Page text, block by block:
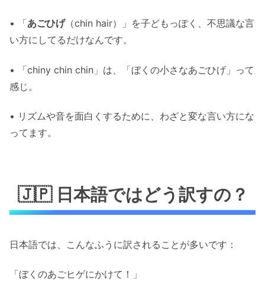
• 「あごひげ（chin hair）」を子どもっぽく、不思議な言
い方にしてるだけなんです。
• 「chiny chin chin」は、「ぼくの小さなあごひげ」って
感じ。
• リズムや音を面白くするために、わざと変な言い方にな
ってます。
🇯🇵 日本語ではどう訳すの？
日本語では、こんなふうに訳されることが多いです：
「ぼくのあごヒゲにかけて！」